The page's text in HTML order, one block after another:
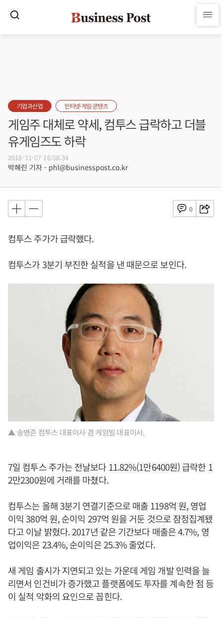
기업과산업 인터넷·게임·콘텐츠
게임주 대체로 약세, 컴투스 급락하고 더블
유게임즈도 하락
2018-11-07 16:08:34
박혜린 기자 - phl@businesspost.co.kr
0
컴투스 주가가 급락했다.
컴투스가 3분기 부진한 실적을 낸 때문으로 보인다.
▲ 송병준 컴투스 대표이사 겸 게임빌 대표이사.
7일 컴투스 주가는 전날보다 11.82%(1만6400원) 급락한 1
2만2300원에 거래를 마쳤다.
컴투스는 올해 3분기 연결기준으로 매출 1198억 원, 영업
이익 380억 원, 순이익 297억 원을 거둔 것으로 잠정집계됐
다고 이날 밝혔다. 2017년 같은 기간보다 매출은 4.7%, 영
업이익은 23.4%, 순이익은 25.3% 줄었다.
새 게임 출시가 지연되고 있는 가운데 게임 개발 인력을 늘
리면서 인건비가 증가했고 플랫폼에도 투자를 계속한 점 등
이 실적 악화의 요인으로 꼽힌다.